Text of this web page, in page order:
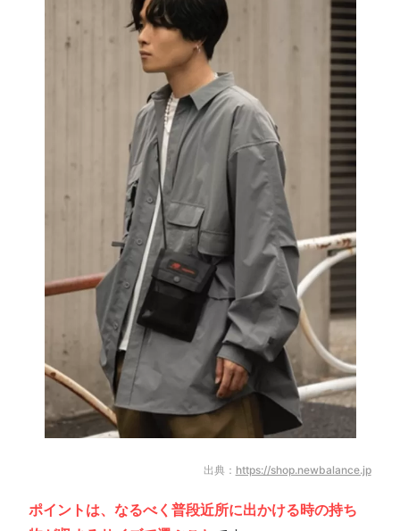
出典： https://shop.newbalance.jp
ポイントは、なるべく普段近所に出かける時の持ち